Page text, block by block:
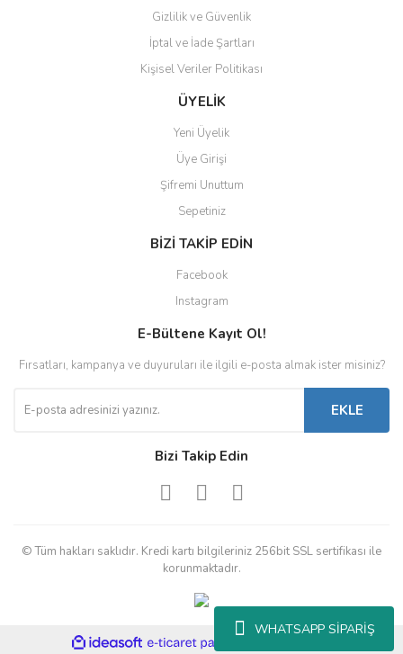
WHATSAPP SİPARİŞ
Gizlilik ve Güvenlik
İptal ve İade Şartları
Kişisel Veriler Politikası
ÜYELİK
Yeni Üyelik
Üye Girişi
Şifremi Unuttum
Sepetiniz
BİZİ TAKİP EDİN
Facebook
Instagram
E-Bültene Kayıt Ol!
Fırsatları, kampanya ve duyuruları ile ilgili e-posta almak ister misiniz?
EKLE
Bizi Takip Edin
© Tüm hakları saklıdır. Kredi kartı bilgileriniz 256bit SSL sertifikası ile
korunmaktadır.
ideasoft